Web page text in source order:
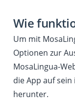
Wie
Um mit
Optionen zur
MosaLingua-
die App auf
herunter.